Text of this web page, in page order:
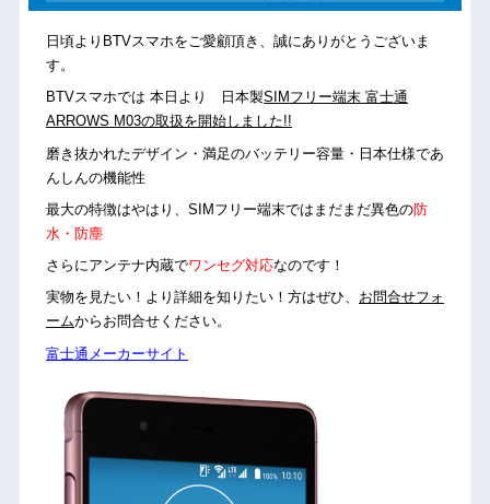
日頃よりBTVスマホをご愛顧頂き、誠にありがとうございま
す。
BTVスマホでは 本日より 日本製SIMフリー端末 富士通
ARROWS M03の取扱を開始しました!!
磨き抜かれたデザイン・満足のバッテリー容量・日本仕様であ
んしんの機能性
最大の特徴はやはり、SIMフリー端末ではまだまだ異色の防
水・防塵
さらにアンテナ内蔵でワンセグ対応なのです！
実物を見たい！より詳細を知りたい！方はぜひ、 お問合せフォ
ームからお問合せください。
富士通メーカーサイト